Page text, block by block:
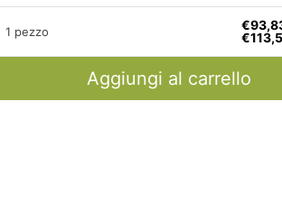
1 pezzo
Aggiungi al carrello